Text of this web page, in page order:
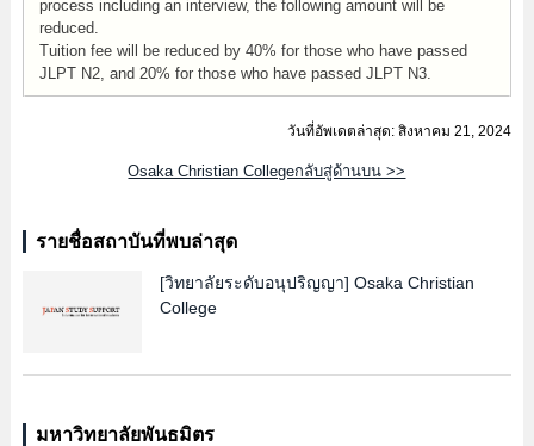
process including an interview, the following amount will be
reduced.
Tuition fee will be reduced by 40% for those who have passed
JLPT N2, and 20% for those who have passed JLPT N3.
วันที่อัพเดตล่าสุด: สิงหาคม 21, 2024
Osaka Christian Collegeกลับสู่ด้านบน >>
รายชื่อสถาบันที่พบล่าสุด
[วิทยาลัยระดับอนุปริญญา] Osaka Christian
College
มหาวิทยาลัยพันธมิตร